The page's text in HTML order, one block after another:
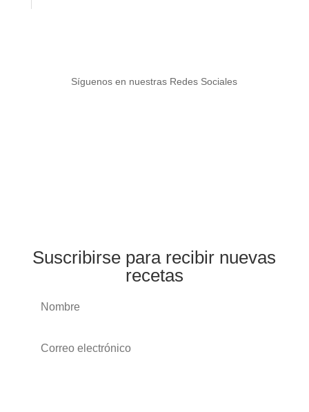
Síguenos en nuestras Redes Sociales
Suscribirse para recibir nuevas
recetas